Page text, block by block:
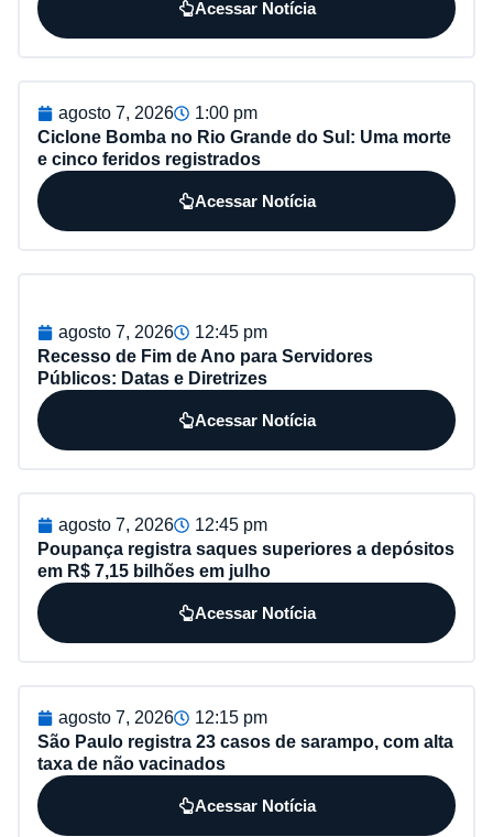
Acessar Notícia
agosto 7, 2026
1:00 pm
Ciclone Bomba no Rio Grande do Sul: Uma morte
e cinco feridos registrados
Acessar Notícia
agosto 7, 2026
12:45 pm
Recesso de Fim de Ano para Servidores
Públicos: Datas e Diretrizes
Acessar Notícia
agosto 7, 2026
12:45 pm
Poupança registra saques superiores a depósitos
em R$ 7,15 bilhões em julho
Acessar Notícia
agosto 7, 2026
12:15 pm
São Paulo registra 23 casos de sarampo, com alta
taxa de não vacinados
Acessar Notícia